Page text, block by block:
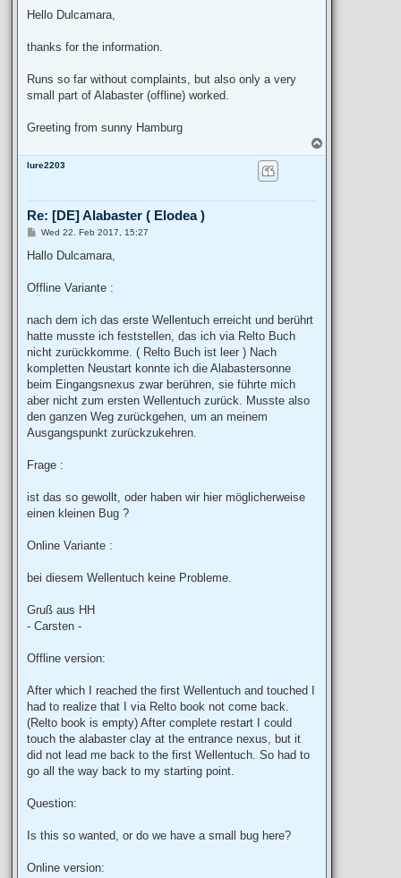
Hello Dulcamara,
thanks for the information.
Runs so far without complaints, but also only a very
small part of Alabaster (offline) worked.
Greeting from sunny Hamburg
o
lure2203
Re: [DE] Alabaster ( Elodea )
P
s
Wed 22. Feb 2017, 15:27
Hallo Dulcamara,
Offline Variante :
nach dem ich das erste Wellentuch erreicht und berührt
hatte musste ich feststellen, das ich via Relto Buch
nicht zurückkomme. ( Relto Buch ist leer ) Nach
kompletten Neustart konnte ich die Alabastersonne
beim Eingangsnexus zwar berühren, sie führte mich
aber nicht zum ersten Wellentuch zurück. Musste also
den ganzen Weg zurückgehen, um an meinem
Ausgangspunkt zurückzukehren.
Frage :
ist das so gewollt, oder haben wir hier möglicherweise
einen kleinen Bug ?
Online Variante :
bei diesem Wellentuch keine Probleme.
Gruß aus HH
- Carsten -
Offline version:
After which I reached the first Wellentuch and touched I
had to realize that I via Relto book not come back.
(Relto book is empty) After complete restart I could
touch the alabaster clay at the entrance nexus, but it
did not lead me back to the first Wellentuch. So had to
go all the way back to my starting point.
Question:
Is this so wanted, or do we have a small bug here?
Online version: